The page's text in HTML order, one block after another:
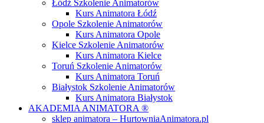
Łódź Szkolenie Animatorów
Kurs Animatora Łódź
Opole Szkolenie Animatorów
Kurs Animatora Opole
Kielce Szkolenie Animatorów
Kurs Animatora Kielce
Toruń Szkolenie Animatorów
Kurs Animatora Toruń
Białystok Szkolenie Animatorów
Kurs Animatora Białystok
AKADEMIA ANIMATORA ®
sklep animatora – HurtowniaAnimatora.pl